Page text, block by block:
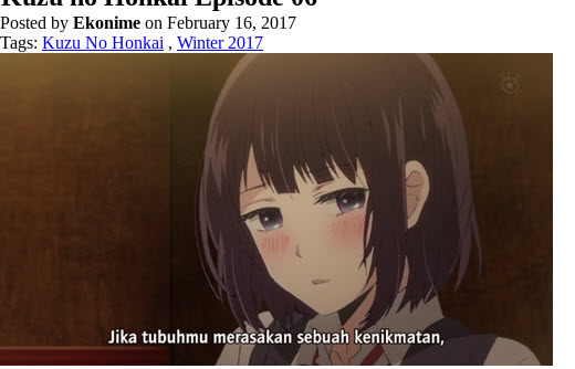
Posted by Ekonime on February 16, 2017
Tags: Kuzu No Honkai , Winter 2017